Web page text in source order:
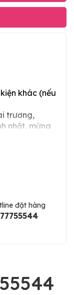
khác (nếu
trương,
nhật, mừng
lễ tết trong
đặt hàng